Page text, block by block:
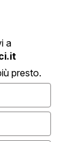
a
presto.